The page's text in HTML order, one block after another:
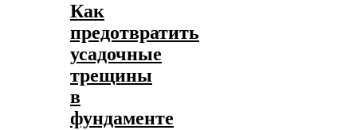
Как
предотвратить
усадочные
трещины
в
фундаменте